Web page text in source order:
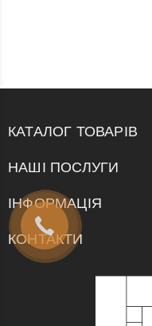
КАТАЛОГ ТОВАРІВ
НАШІ ПОСЛУГИ
ІНФОРМАЦІЯ
КОНТАКТИ